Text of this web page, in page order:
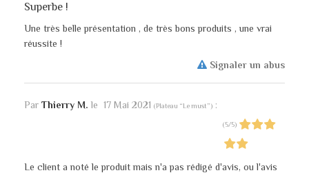
Superbe !
Une très belle présentation , de très bons produits , une vrai
réussite !
Signaler un abus
Par Thierry M. le 17 Mai 2021 (Plateau “Le must”) :
(5/5)
Le client a noté le produit mais n'a pas rédigé d'avis, ou l'avis